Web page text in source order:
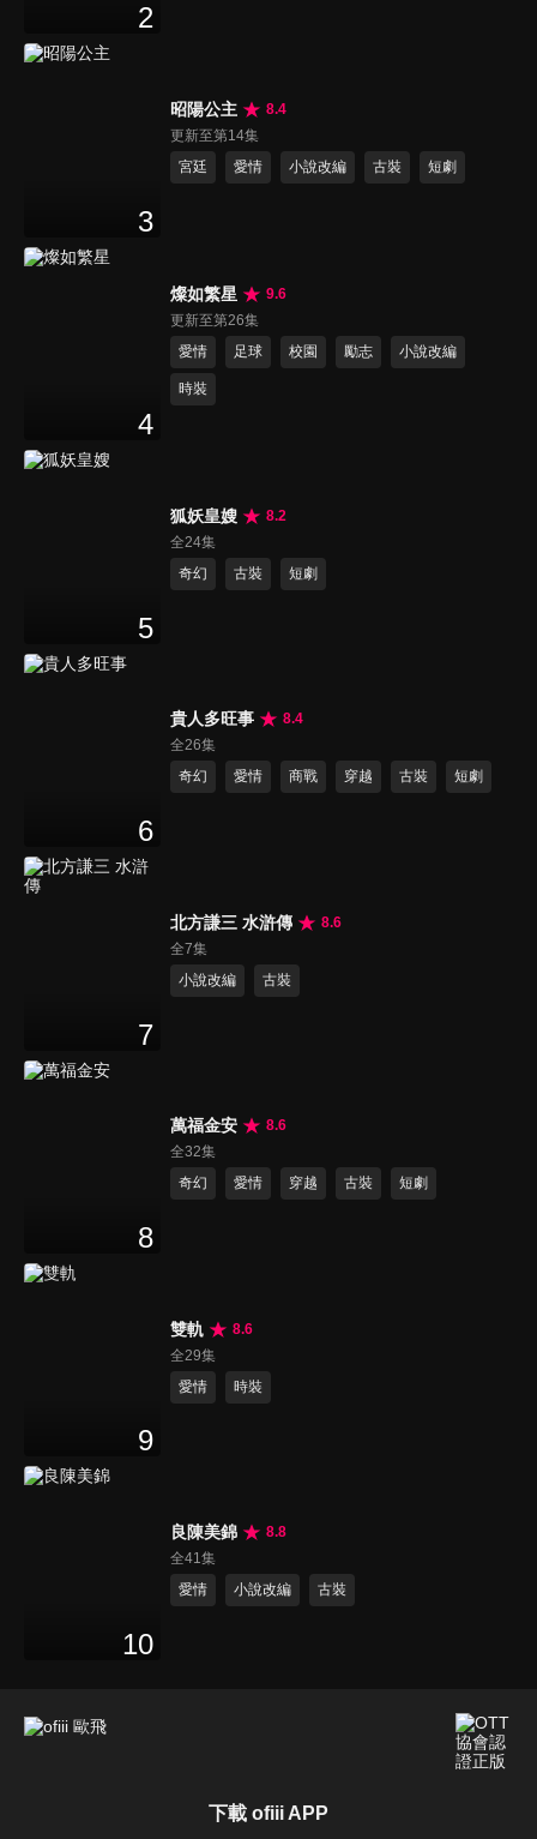
2
3
昭陽公主
8.4
更新至第14集
宮廷
愛情 小說改編 古裝 短劇
4
燦如繁星
9.6
更新至第26集
愛情
足球 校園 勵志 小說改編
時裝
5
狐妖皇嫂
8.2
全24集
奇幻
古裝 短劇
6
貴人多旺事
8.4
全26集
奇幻
愛情 商戰 穿越 古裝 短劇
7
北方謙三 水滸傳
8.6
全7集
小說改編
古裝
8
萬福金安
8.6
全32集
奇幻
愛情 穿越 古裝 短劇
9
雙軌
8.6
全29集
愛情
時裝
10
良陳美錦
8.8
全41集
愛情
小說改編 古裝
下載 ofiii APP